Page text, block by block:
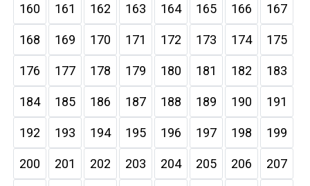
160 161 162 163 164 165 166 167
168 169 170 171 172 173 174 175
176 177 178 179 180 181 182 183
184 185 186 187 188 189 190 191
192 193 194 195 196 197 198 199
200 201 202 203 204 205 206 207